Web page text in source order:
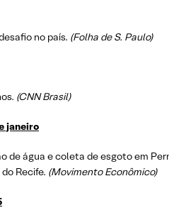
no país. (Folha de S. Paulo)
(CNN Brasil)
janeiro
água e coleta de esgoto em
Recife. (Movimento Econômico)